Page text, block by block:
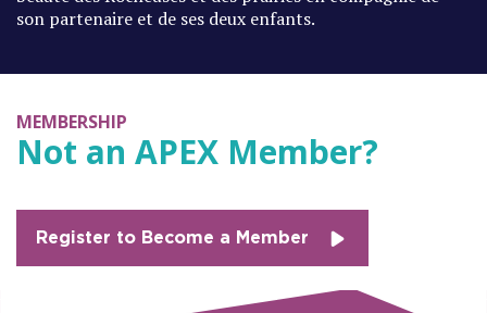
son partenaire et de ses deux enfants.
MEMBERSHIP
Not an APEX Member?
Register to Become a Member